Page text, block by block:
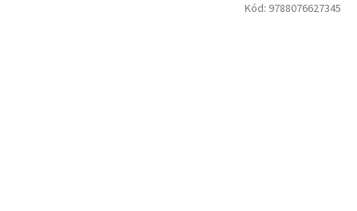
Kód: 9788076627345